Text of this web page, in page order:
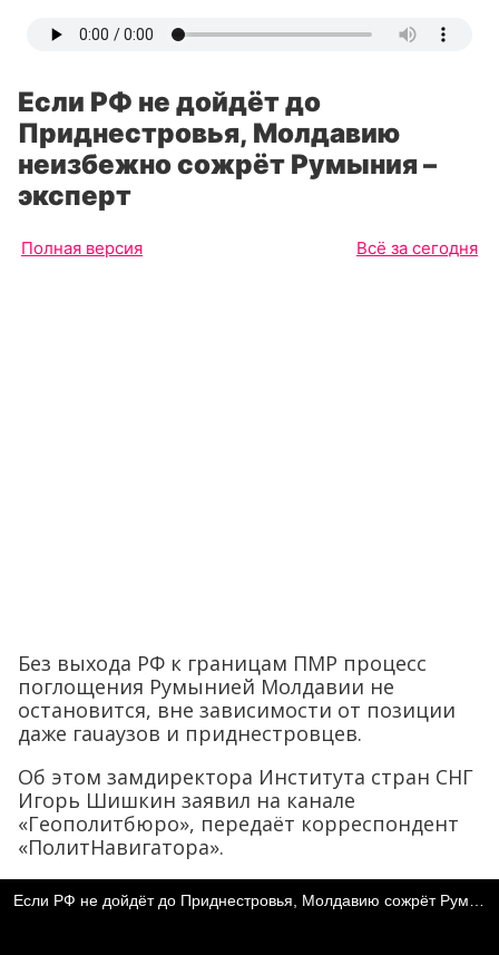
Если РФ не дойдёт до
Приднестровья, Молдавию
неизбежно сожрёт Румыния –
эксперт
Полная версия Всё за сегодня
Без выхода РФ к границам ПМР процесс
поглощения Румынией Молдавии не
остановится, вне зависимости от позиции
даже гаuаузов и приднестровцев.
Об этом замдиректора Института стран СНГ
Игорь Шишкин заявил на канале
«Геополитбюро», передаёт корреспондент
«ПолитНавигатора».